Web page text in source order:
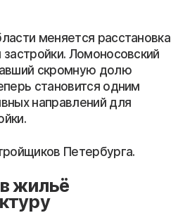
меняется расстановка
Ломоносовский
скромную долю
становится одним
направлений для
Петербурга.
жильё